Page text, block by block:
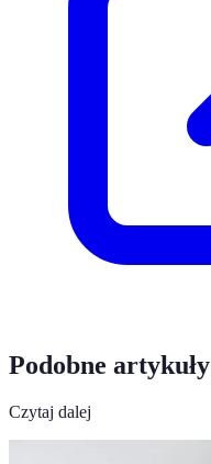
Podobne artykuły
Czytaj dalej